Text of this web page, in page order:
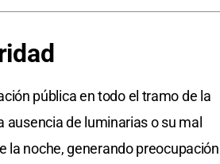
pública en todo el tramo de la
ausencia de luminarias o su mal
la noche, generando preocupación